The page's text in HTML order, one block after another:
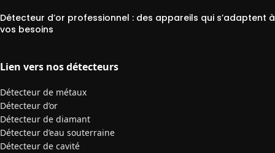
Détecteur d’or professionnel : des appareils qui s’adaptent à
vos besoins
Lien vers nos détecteurs
Détecteur de métaux
Détecteur d’or
Détecteur de diamant
Détecteur d’eau souterraine
Détecteur de cavité